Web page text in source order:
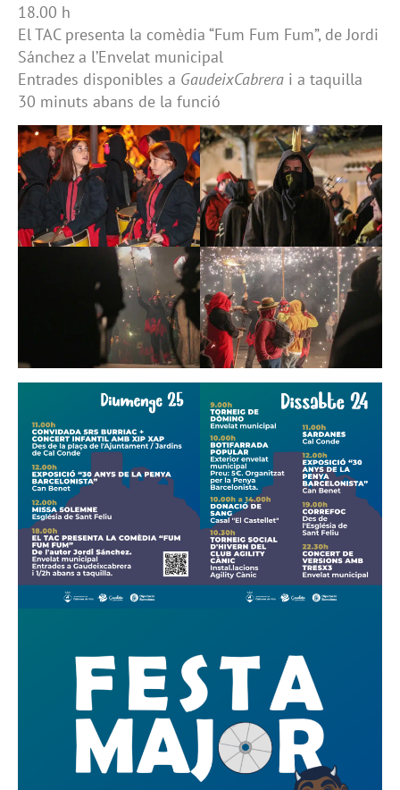
18.00 h
El TAC presenta la comèdia “Fum Fum Fum”, de Jordi
Sánchez a l’Envelat municipal
Entrades disponibles a GaudeixCabrera i a taquilla
30 minuts abans de la funció